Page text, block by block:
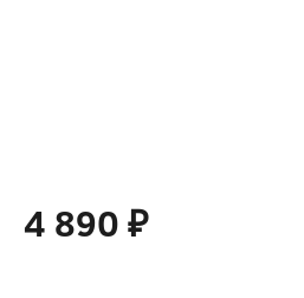
4 890 ₽